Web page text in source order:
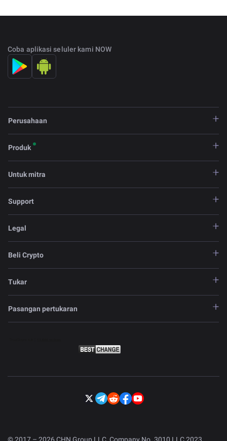
Coba aplikasi seluler kami NOW
Perusahaan
Produk
Untuk mitra
Support
Legal
Beli Crypto
Tukar
Pasangan pertukaran